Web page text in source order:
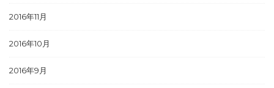
2016年11月
2016年10月
2016年9月